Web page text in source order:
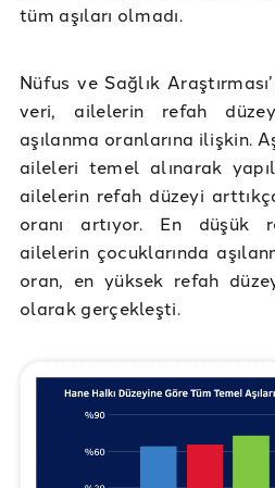
tüm aşıları olmadı.
Nüfus ve Sağlık
veri, ailelerin refah
aşılanma oranlarına ilişkin.
aileleri temel alınarak
ailelerin refah düzeyi
oranı artıyor. En düşük
ailelerin çocuklarında
oran, en yüksek refah
olarak gerçekleşti.